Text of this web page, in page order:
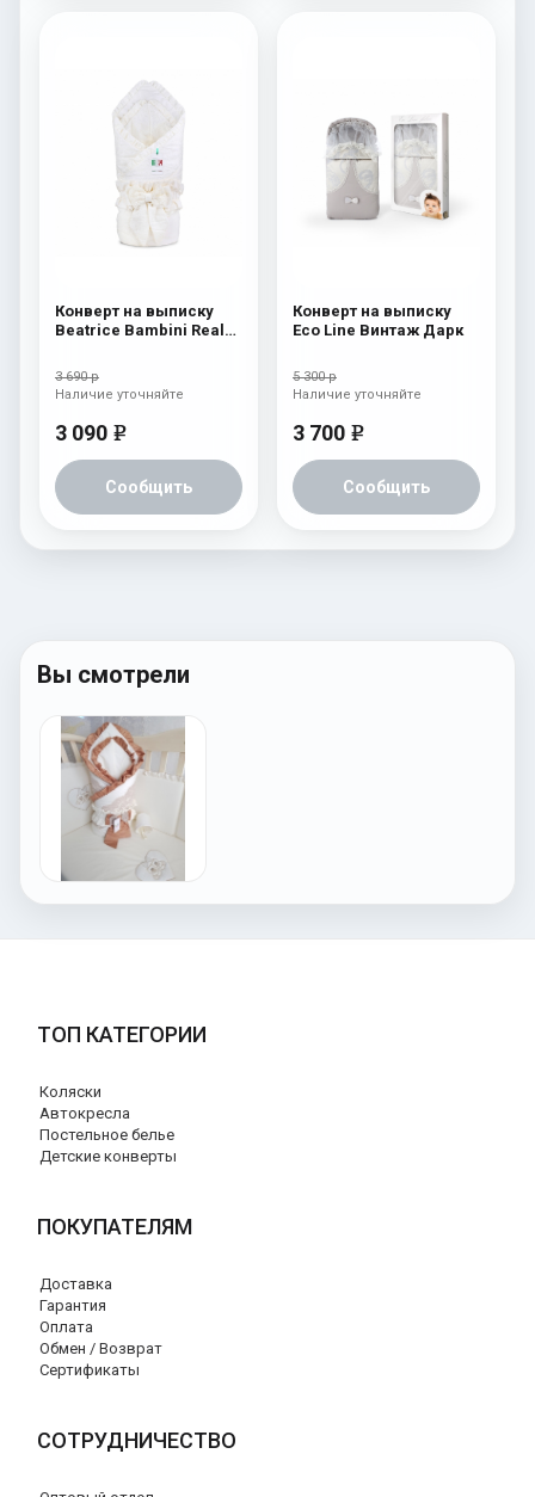
Конверт на выписку
Beatrice Bambini Reale
3 690 р
3 090 e
Сообщить
Наличие уточняйте
Конверт на выписку
Eco Line Винтаж Дарк
5 300 р
3 700 e
Сообщить
Наличие уточняйте
Вы смотрели
ТОП КАТЕГОРИИ
Коляски
Автокресла
Постельное белье
Детские конверты
ПОКУПАТЕЛЯМ
Доставка
Гарантия
Оплата
Обмен / Возврат
Сертификаты
СОТРУДНИЧЕСТВО